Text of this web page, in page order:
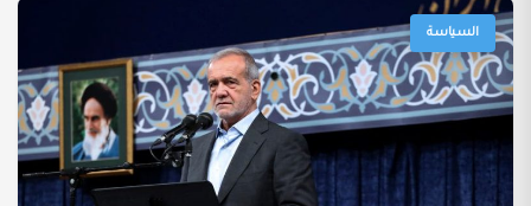
السياسة